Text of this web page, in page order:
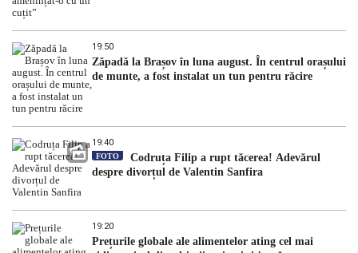
19:50
Zăpadă la Brașov în luna august. În centrul orașului
de munte, a fost instalat un tun pentru răcire
19:40
FOTO
Codruța Filip a rupt tăcerea! Adevărul
despre divorțul de Valentin Sanfira
19:20
Prețurile globale ale alimentelor ating cel mai